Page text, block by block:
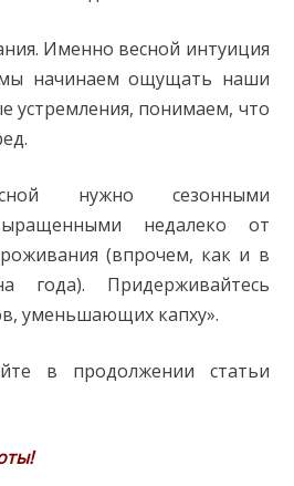
Именно весной интуиция
мы начинаем ощущать наши
устремления, понимаем, что
нужно сезонными
недалеко от
(впрочем, как и в
года). Придерживайтесь
уменьшающих капху».
в продолжении статьи